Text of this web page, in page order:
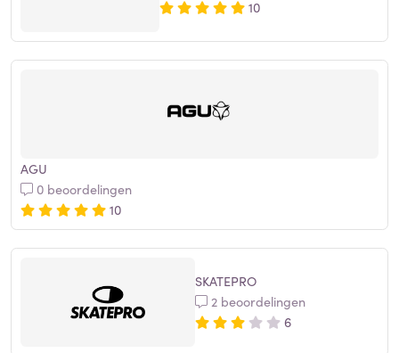
10
AGU
0 beoordelingen
10
SKATEPRO
2 beoordelingen
6